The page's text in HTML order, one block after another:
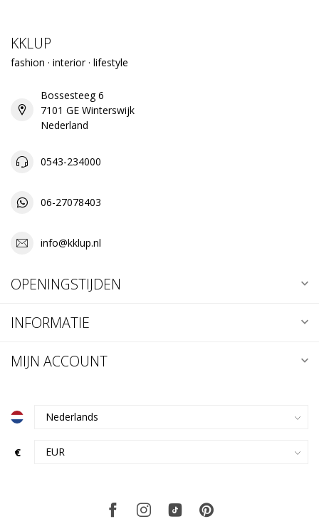
KKLUP
fashion · interior · lifestyle
Bossesteeg 6
7101 GE Winterswijk
Nederland
0543-234000
06-27078403
info@kklup.nl
OPENINGSTIJDEN
INFORMATIE
MIJN ACCOUNT
€